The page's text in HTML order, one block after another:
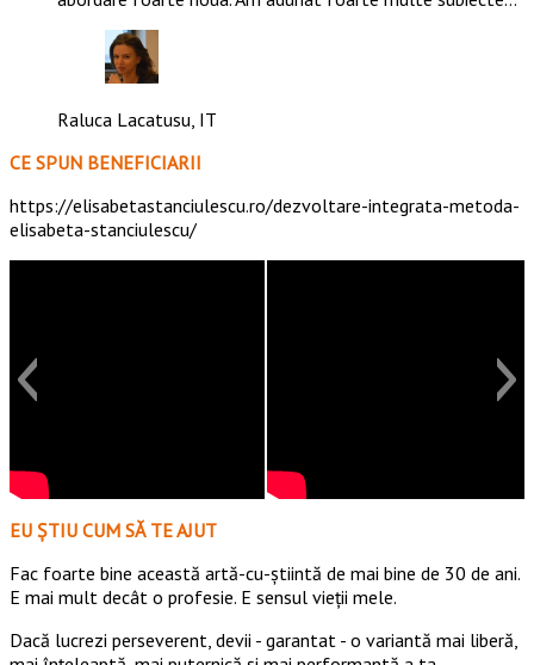
Raluca Lacatusu, IT
CE SPUN BENEFICIARII
https://elisabetastanciulescu.ro/dezvoltare-integrata-metoda-
elisabeta-stanciulescu/
EU ȘTIU CUM SĂ TE AJUT
Fac foarte bine această artă-cu-știintă de mai bine de 30 de ani.
E mai mult decât o profesie. E sensul vieții mele.
Dacă lucrezi perseverent, devii - garantat - o variantă mai liberă,